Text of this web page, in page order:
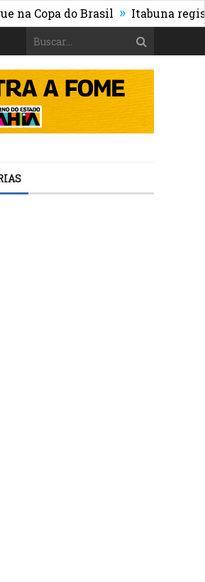
do Brasil » Itabuna registra